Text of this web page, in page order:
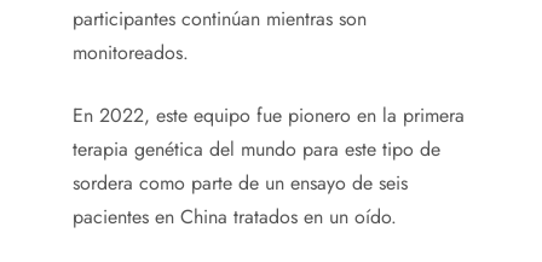
participantes continúan mientras son
monitoreados.
En 2022, este equipo fue pionero en la primera
terapia genética del mundo para este tipo de
sordera como parte de un ensayo de seis
pacientes en China tratados en un oído.